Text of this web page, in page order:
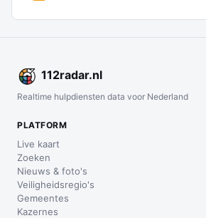
112radar.nl
Realtime hulpdiensten data voor Nederland
PLATFORM
Live kaart
Zoeken
Nieuws & foto's
Veiligheidsregio's
Gemeentes
Kazernes